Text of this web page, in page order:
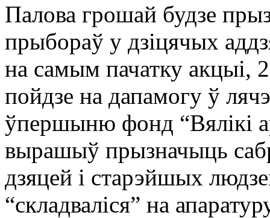
Палова грошай будзе
прыбораў у дзіцячых
на самым пачатку акцыі,
пойдзе на дапамогу ў
ўпершыню фонд “Вялікі
вырашыў прызначыць
дзяцей і старэйшых
“складваліся” на